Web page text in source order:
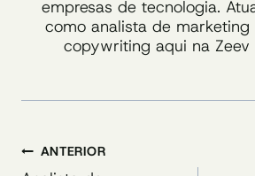
empresas de tecnologia.
como analista de
copywriting aqui na Zeev
Navegação
ANTERIOR